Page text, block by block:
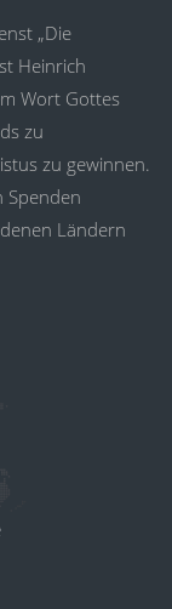
„Die
Heinrich
Wort Gottes
zu
zu gewinnen.
Spenden
Ländern